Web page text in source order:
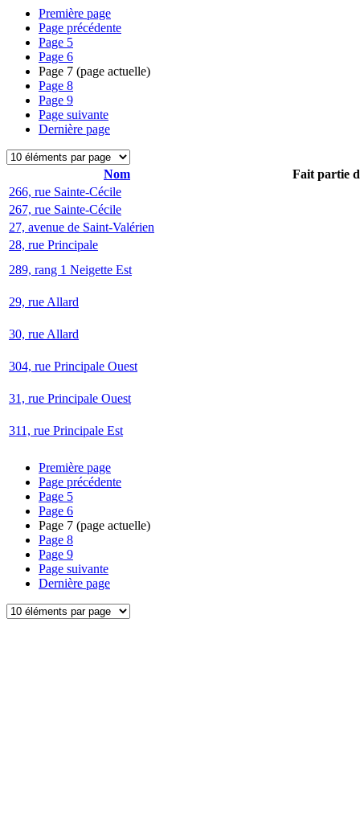
Première page
Page précédente
Page 5
Page 6
Page 7 (page actuelle)
Page 8
Page 9
Page suivante
Dernière page
Nom
Fait partie
266, rue Sainte-Cécile
267, rue Sainte-Cécile
27, avenue de Saint-Valérien
28, rue Principale
289, rang 1 Neigette Est
29, rue Allard
30, rue Allard
304, rue Principale Ouest
31, rue Principale Ouest
311, rue Principale Est
Première page
Page précédente
Page 5
Page 6
Page 7 (page actuelle)
Page 8
Page 9
Page suivante
Dernière page